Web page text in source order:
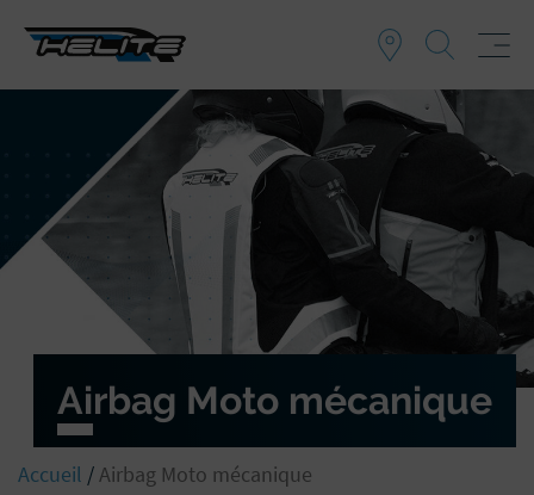
Airbag Moto mécanique
Accueil /Airbag Moto mécanique